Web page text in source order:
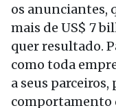
os anunciantes,
mais de US$ 7
quer resultado.
como toda
a seus
comportamento